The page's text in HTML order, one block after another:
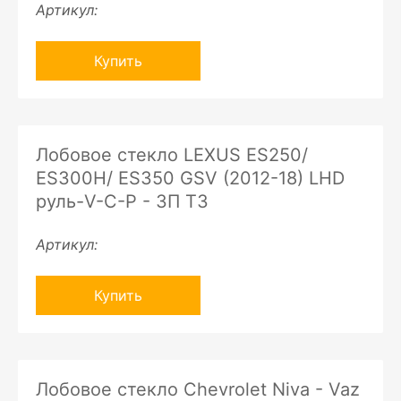
Артикул:
Купить
Лобовое стекло LEXUS ES250/
ES300H/ ES350 GSV (2012-18) LHD
руль-V-C-P - ЗП ТЗ
Артикул:
Купить
Лобовое стекло Chevrolet Niva - Vaz